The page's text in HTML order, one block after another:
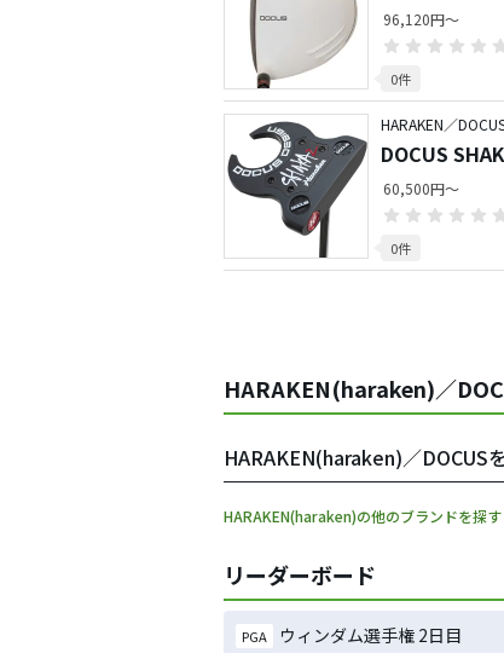
96,120円～
0件
HARAKEN／
DOCUS
60,500円～
0件
HARAKEN(haraken)／
HARAKEN(haraken)／DOCUS
HARAKEN(haraken)の他のブランドを探す
リーダーボード
PGA ウィンダム選手権 2日目